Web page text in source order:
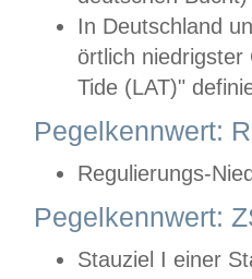
In Deutschland
örtlich
Tide (LAT)"
Pegelkennwert:
Regulierungs-
Pegelkennwert:
Stauziel I einer